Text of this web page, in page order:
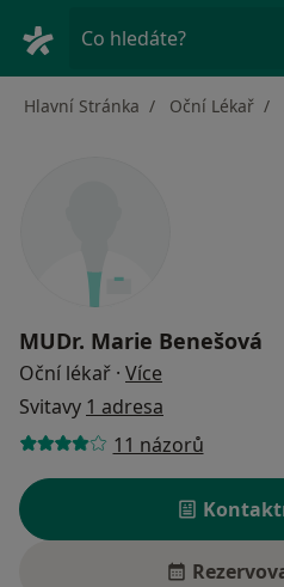
Co hledáte?
Hlavní Stránka Oční Lékař
MUDr. Marie Benešová
Oční lékař · Více
Svitavy 1 adresa
11 názorů